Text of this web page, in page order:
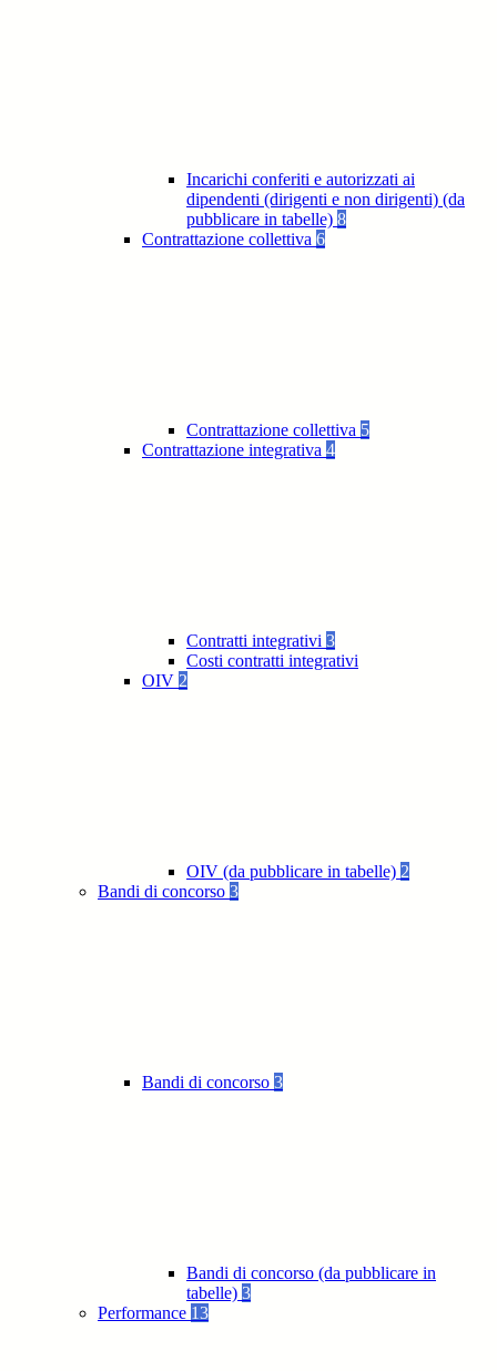
Incarichi conferiti e autorizzati ai
dipendenti (dirigenti e non dirigenti) (da
pubblicare in tabelle) 8
Contrattazione collettiva 6
Contrattazione collettiva 5
Contrattazione integrativa 4
Contratti integrativi 3
Costi contratti integrativi
OIV 2
OIV (da pubblicare in tabelle) 2
Bandi di concorso 3
Bandi di concorso 3
Bandi di concorso (da pubblicare in
tabelle) 3
Performance 13